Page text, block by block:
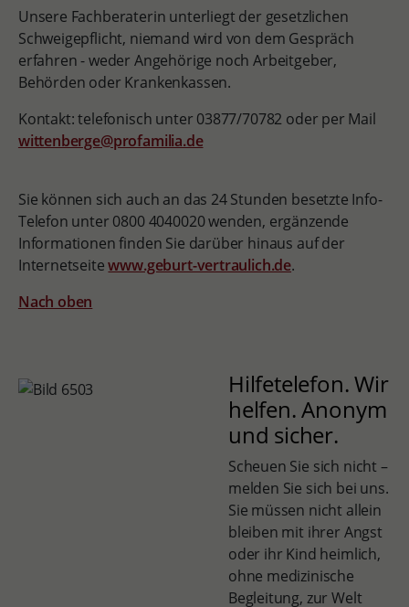
Unsere Fachberaterin unterliegt der gesetzlichen
Schweigepflicht, niemand wird von dem Gespräch
erfahren - weder Angehörige noch Arbeitgeber,
Behörden oder Krankenkassen.
Kontakt: telefonisch unter 03877/70782 oder per Mail
wittenberge@profamilia.de
Sie können sich auch an das 24 Stunden besetzte Info-
Telefon unter 0800 4040020 wenden, ergänzende
Informationen finden Sie darüber hinaus auf der
Internetseitewww.geburt-vertraulich.de.
Nach oben
Hilfetelefon. Wir
helfen. Anonym
und sicher.
Scheuen Sie sich nicht –
melden Sie sich bei uns.
Sie müssen nicht allein
bleiben mit ihrer Angst
oder ihr Kind heimlich,
ohne medizinische
Begleitung, zur Welt